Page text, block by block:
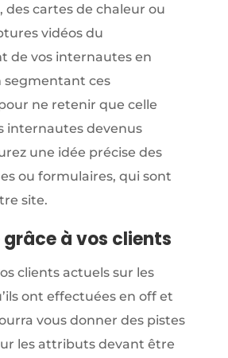
des cartes de chaleur ou
vidéos du
de vos internautes en
segmentant ces
ne retenir que celle
internautes devenus
une idée précise des
ou formulaires, qui sont
site.
grâce à vos clients
clients actuels sur les
ont effectuées en off et
vous donner des pistes
les attributs devant être